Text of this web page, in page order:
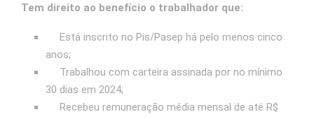
Tem direito ao benefício o trabalhador que:
Está inscrito no Pis/Pasep há pelo menos cinco
anos;
Trabalhou com carteira assinada por no mínimo
30 dias em 2024;
Recebeu remuneração média mensal de até R$